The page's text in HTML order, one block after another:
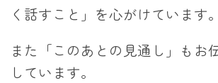
く話すこと」を心がけています。
また「このあとの見通し」もお
しています。